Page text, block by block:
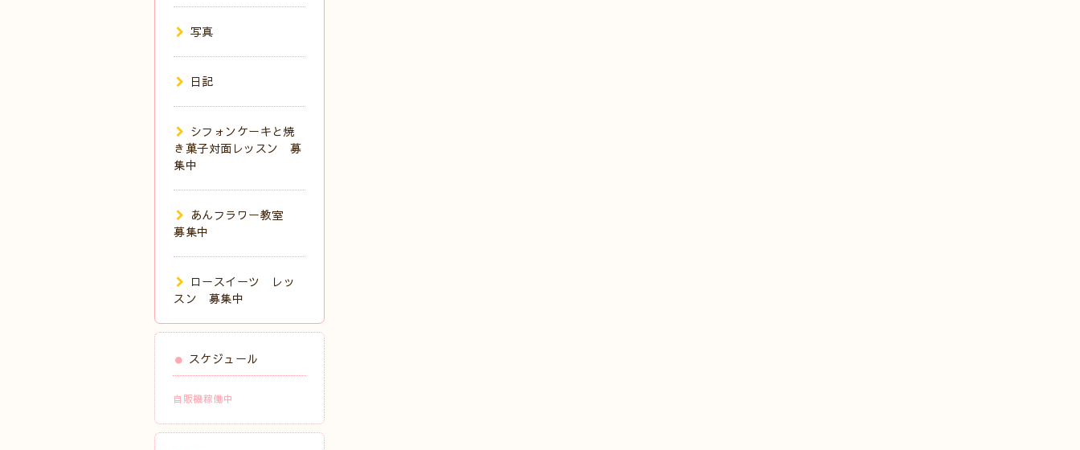
写真
日記
シフォンケーキと焼
き菓子対面レッスン 募
集中
あんフラワー教室
募集中
ロースイーツ レッ
スン 募集中
スケジュール
自販機稼働中